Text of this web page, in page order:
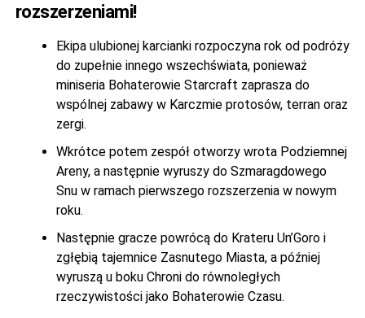
rozszerzeniami!
Ekipa ulubionej karcianki rozpoczyna rok od podróży
do zupełnie innego wszechświata, ponieważ
miniseria Bohaterowie Starcraft zaprasza do
wspólnej zabawy w Karczmie protosów, terran oraz
zergi.
Wkrótce potem zespół otworzy wrota Podziemnej
Areny, a następnie wyruszy do Szmaragdowego
Snu w ramach pierwszego rozszerzenia w nowym
roku.
Następnie gracze powrócą do Krateru Un’Goro i
zgłębią tajemnice Zasnutego Miasta, a później
wyruszą u boku Chroni do równoległych
rzeczywistości jako Bohaterowie Czasu.